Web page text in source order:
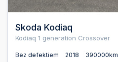
Skoda Kodiaq
Kodiaq 1 generation Crossover
Bez defektiem 2018 390000km